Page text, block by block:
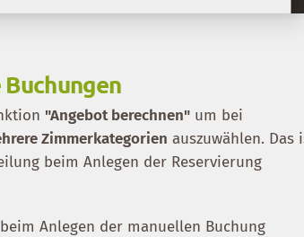
"Angebot berechnen" um bei
Zimmerkategorien auszuwählen. Das
beim Anlegen der Reservierung
beim Anlegen der manuellen Buchung